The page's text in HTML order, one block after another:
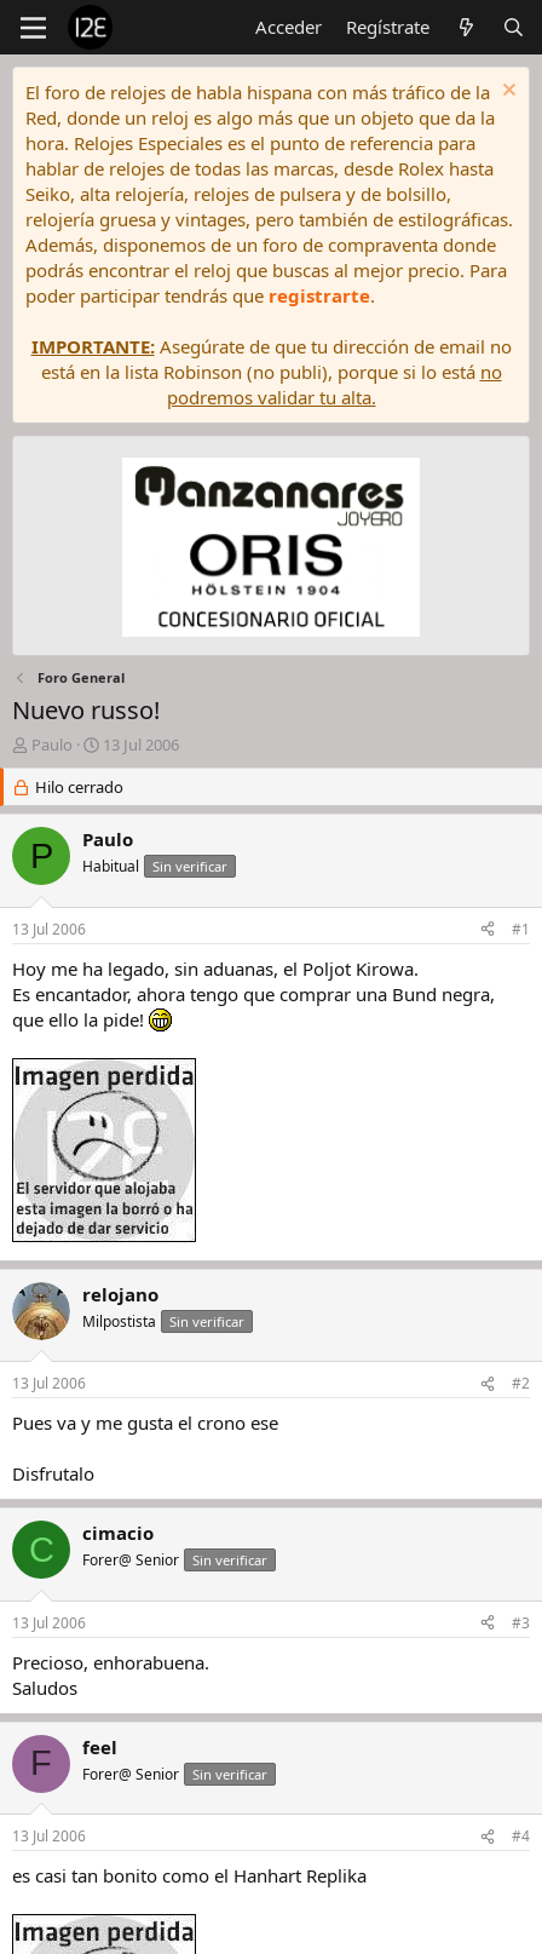
Acceder Regístrate
El foro de relojes de habla hispana con más tráfico de la
Red, donde un reloj es algo más que un objeto que da la
hora. Relojes Especiales es el punto de referencia para
hablar de relojes de todas las marcas, desde Rolex hasta
Seiko, alta relojería, relojes de pulsera y de bolsillo,
relojería gruesa y vintages, pero también de estilográficas.
Además, disponemos de un foro de compraventa donde
podrás encontrar el reloj que buscas al mejor precio. Para
poder participar tendrás que registrarte.
IMPORTANTE:Asegúrate de que tu dirección de email no
está en la lista Robinson (no publi), porque si lo está no
podremos validar tu alta.
Foro General
Nuevo russo!
I
n
c
i
a
d
o
d
e
l
h
i
o
Paulo
F
e
c
h
d
e
i
i
o
13 Jul 2006
Hilo cerrado
P Paulo
Habitual Sin verificar
13 Jul 2006 #1
Hoy me ha legado, sin aduanas, el Poljot Kirowa.
Es encantador, ahora tengo que comprar una Bund negra,
que ello la pide!
relojano
Milpostista Sin verificar
13 Jul 2006 #2
Pues va y me gusta el crono ese
Disfrutalo
C cimacio
Forer@ Senior Sin verificar
13 Jul 2006 #3
Precioso, enhorabuena.
Saludos
F feel
Forer@ Senior Sin verificar
13 Jul 2006 #4
es casi tan bonito como el Hanhart Replika